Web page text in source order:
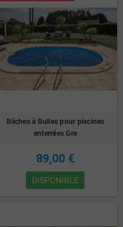
Bâches à Bulles pour piscines
enterrées Gre
89,00 €
DISPONIBLE